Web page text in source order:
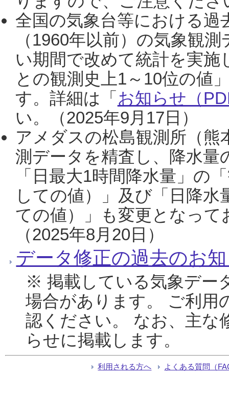
全国の気象台等における過
（1960年以前）の気象観
い期間で改めて統計を実
との観測史上1～10位の値
す。詳細は「 お知らせ（
い。（2025年9月17日）
アメダスの松島観測所（熊
測データを精査し、降水
「日最大1時間降水量」の
しての値）」及び「日降
ての値）」も変更となっ
（2025年8月20日）
データ修正の過去のお
※ 掲載している気象デー
場合があります。 ご利用
認ください。 なお、主な
らせに掲載します。
利用される方へ よくある質問（